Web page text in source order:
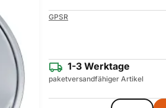
GPSR
1-3 Werktage
paketversandfähiger Artikel